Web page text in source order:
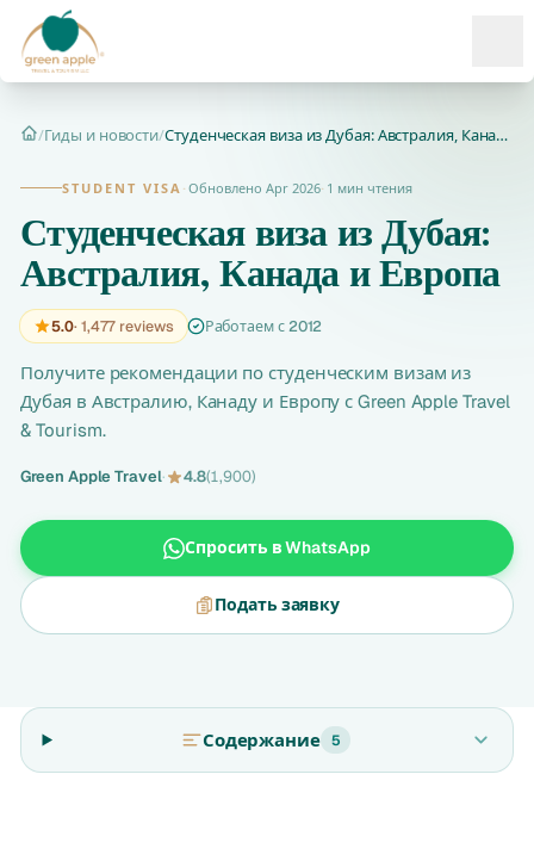
Главная
/Гиды и новости/ Студенческая виза из Дубая: Австралия, Канада и Европа
STUDENT VISA · Обновлено Apr 2026· 1 мин чтения
Студенческая виза из Дубая:
Австралия, Канада и Европа
5.0· 1,477 reviews Работаем с 2012
Получите рекомендации по студенческим визам из
Дубая в Австралию, Канаду и Европу с Green Apple Travel
& Tourism.
Green Apple Travel· 4.8(1,900)
Спросить в WhatsApp
Подать заявку
Содержание 5